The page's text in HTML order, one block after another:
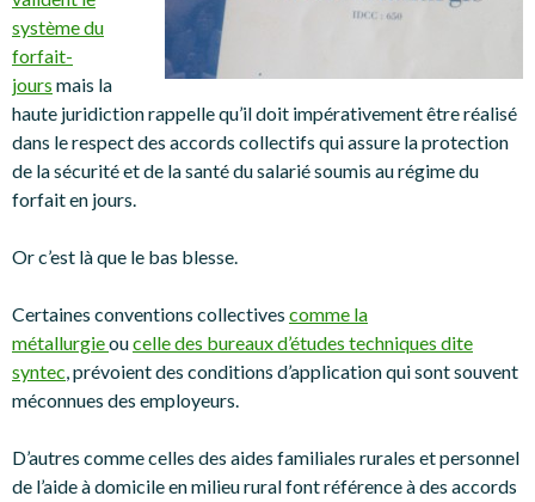
système du
forfait-
jours mais la
haute juridiction rappelle qu’il doit impérativement être réalisé
dans le respect des accords collectifs qui assure la protection
de la sécurité et de la santé du salarié soumis au régime du
forfait en jours.
Or c’est là que le bas blesse.
Certaines conventions collectives comme la
métallurgieoucelle des bureaux d’études techniques dite
syntec, prévoient des conditions d’application qui sont souvent
méconnues des employeurs.
D’autres comme celles des aides familiales rurales et personnel
de l’aide à domicile en milieu rural font référence à des accords